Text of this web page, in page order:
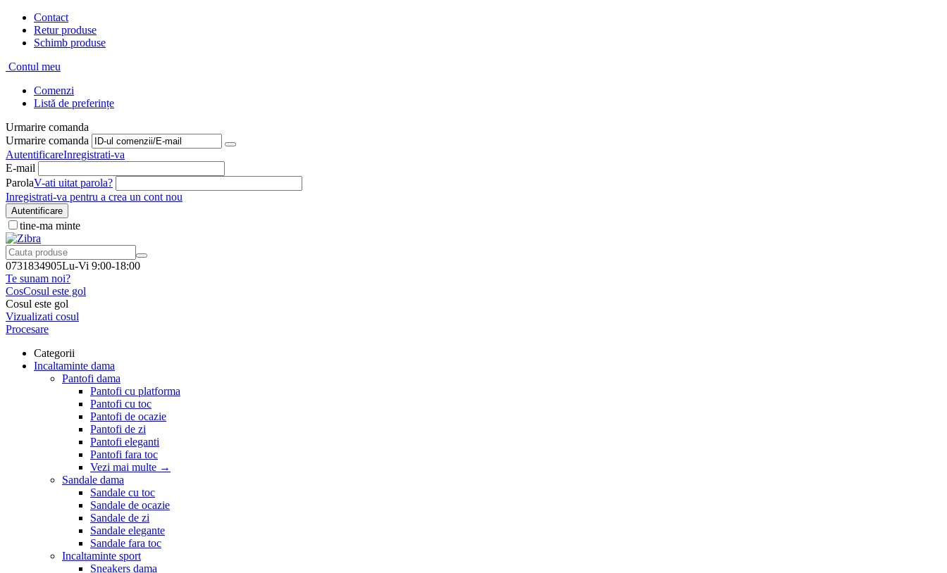
Contact
Retur produse
Schimb produse
Contul meu
Comenzi
Listă de preferințe
Urmarire comanda
Urmarire comanda
AutentificareInregistrati-va
E-mail
ParolaV-ati uitat parola?
Inregistrati-va pentru a crea un cont nou
Autentificare
tine-ma minte
0731834905Lu-Vi 9:00-18:00
Te sunam noi?
CosCosul este gol
Cosul este gol
Vizualizati cosul
Procesare
Categorii
Incaltaminte dama
Pantofi dama
Pantofi cu platforma
Pantofi cu toc
Pantofi de ocazie
Pantofi de zi
Pantofi eleganti
Pantofi fara toc
Vezi mai multe →
Sandale dama
Sandale cu toc
Sandale de ocazie
Sandale de zi
Sandale elegante
Sandale fara toc
Incaltaminte sport
Sneakers dama